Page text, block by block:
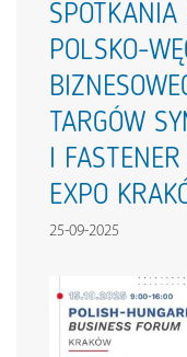
POLSKO-
TARGÓW
I
EXPO
25-09-2025